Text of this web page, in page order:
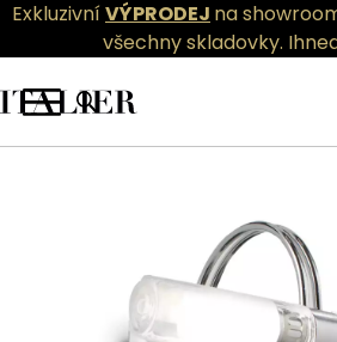
ExkluzivníVÝPRODEJ na
všechny skladovky.